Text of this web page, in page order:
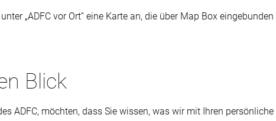
„ADFC vor Ort“ eine Karte an, die über Map Box eingebunden
Blick
ADFC, möchten, dass Sie wissen, was wir mit Ihren